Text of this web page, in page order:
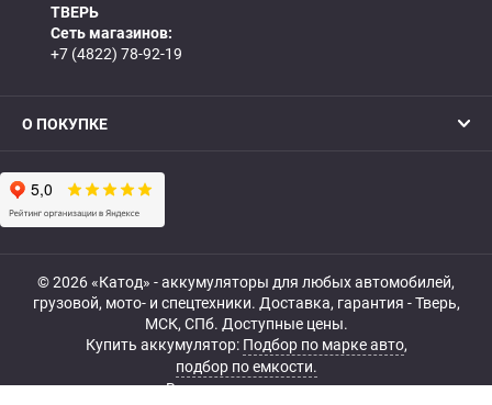
ТВЕРЬ
Сеть магазинов:
+7 (4822) 78-92-19
О ПОКУПКЕ
© 2026 «Катод» - аккумуляторы для любых автомобилей,
грузовой, мото- и спецтехники. Доставка, гарантия - Тверь,
МСК, СПб. Доступные цены.
Купить аккумулятор: Подбор по марке авто,
подбор по емкости.
Все права защищены.